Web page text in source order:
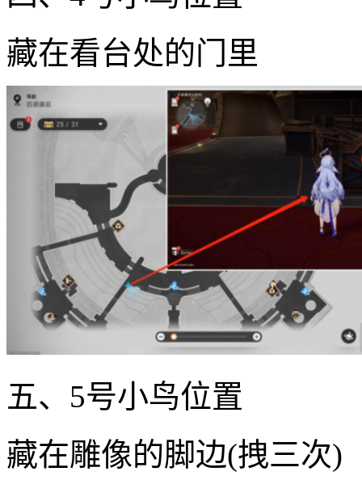
藏在看台处的门里
五、5号小鸟位置
藏在雕像的脚边(拽三次)